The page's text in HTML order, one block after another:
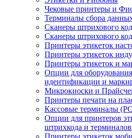
Чековые принтеры и
Терминалы сбора
Сканеры штрихового
Сканеры штрихового
Принтеры этикеток
Принтеры этикеток
Принтеры этикеток и
Опции для
идентификации и
Микрокиоски и
Принтеры печати на
Кассовые терминалы
Опции для принтеров
штрихкода и